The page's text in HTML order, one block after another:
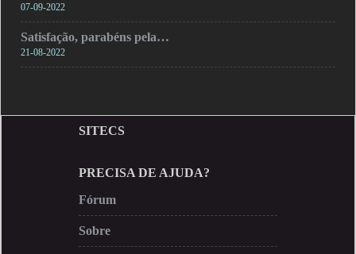
07-09-2022
Satisfação, parabéns pela…
21-08-2022
SITECS
PRECISA DE AJUDA?
Fórum
Sobre